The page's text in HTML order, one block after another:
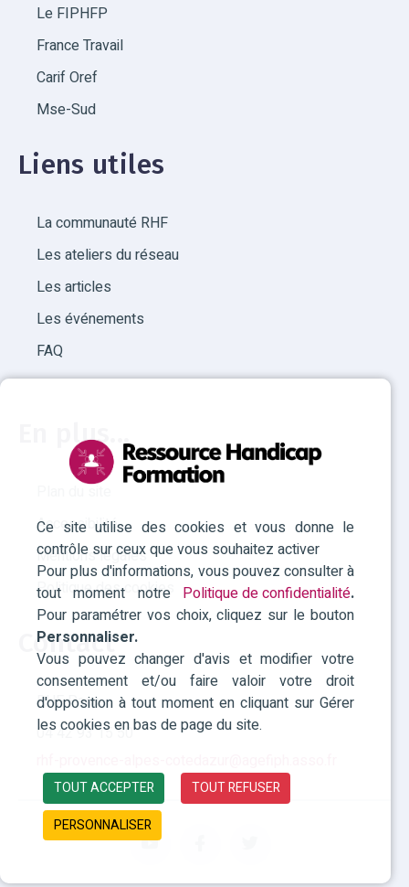
Ce site utilise des cookies et vous donne le
contrôle sur ceux que vous souhaitez activer
Pour plus d'informations, vous pouvez consulter à
tout moment notre Politique de confidentialité.
Pour paramétrer vos choix, cliquez sur le bouton
Personnaliser.
Vous pouvez changer d'avis et modifier votre
consentement et/ou faire valoir votre droit
d'opposition à tout moment en cliquant sur Gérer
les cookies en bas de page du site.
TOUT ACCEPTER
TOUT REFUSER
PERSONNALISER
Le FIPHFP
France Travail
Carif Oref
Mse-Sud
Liens utiles
La communauté RHF
Les ateliers du réseau
Les articles
Les événements
FAQ
En plus...
Plan du site
Accessibilité
Mentions légales
Politique des cookies
Contact
RHF Paca
04 42 93 15 50